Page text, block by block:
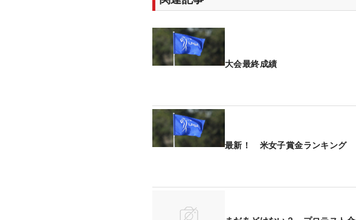
大会最終成績
最新！ 米女子賞金ランキング